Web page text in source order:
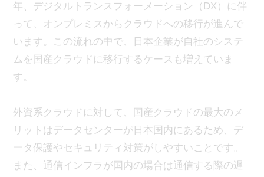
年、デジタルトランスフォーメーション（DX）に伴
って、オンプレミスからクラウドへの移行が進んで
います。この流れの中で、日本企業が自社のシステ
ムを国産クラウドに移行するケースも増えていま
す。
外資系クラウドに対して、国産クラウドの最大のメ
リットはデータセンターが日本国内にあるため、デ
ータ保護やセキュリティ対策がしやすいことです。
また、通信インフラが国内の場合は通信する際の遅